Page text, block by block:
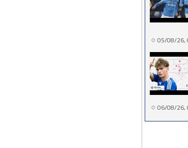
05/08/26,
06/08/26,